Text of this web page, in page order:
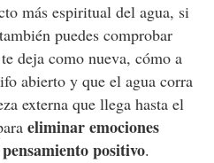
más espiritual del agua, si
puedes comprobar
deja como nueva, cómo a
abierto y que el agua corra
externa que llega hasta el
eliminar emociones
positivo.